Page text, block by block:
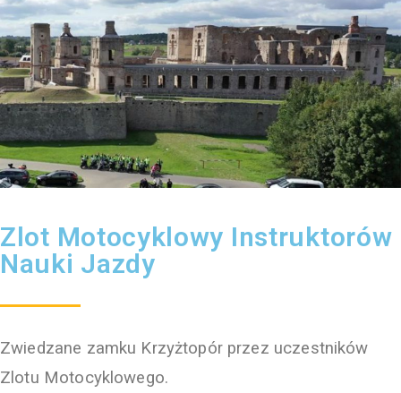
Zlot Motocyklowy Instruktorów
Nauki Jazdy
Zwiedzane zamku Krzyżtopór przez uczestników
Zlotu Motocyklowego.